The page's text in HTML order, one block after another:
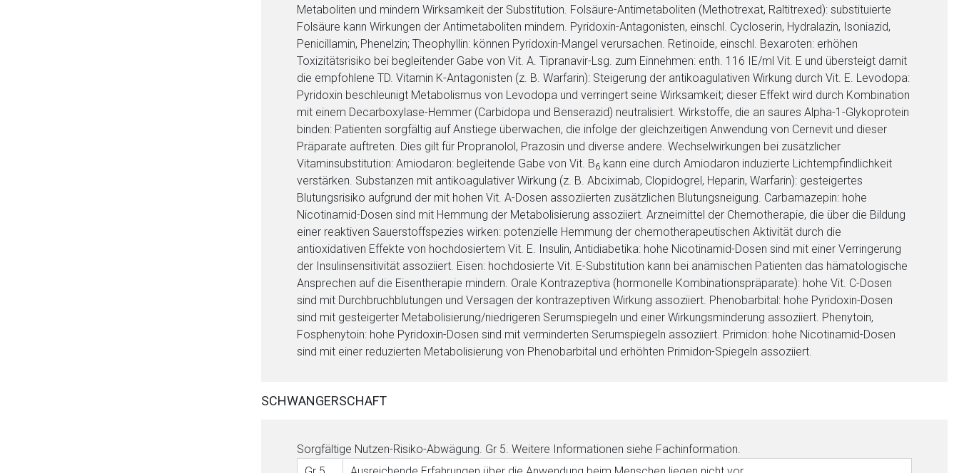
Metaboliten und mindern Wirksamkeit der Substitution. Folsäure-Antimetaboliten (Methotrexat, Raltitrexed): substituierte
Folsäure kann Wirkungen der Antimetaboliten mindern. Pyridoxin-Antagonisten, einschl. Cycloserin, Hydralazin, Isoniazid,
Penicillamin, Phenelzin; Theophyllin: können Pyridoxin-Mangel verursachen. Retinoide, einschl. Bexaroten: erhöhen
Toxizitätsrisiko bei begleitender Gabe von Vit. A. Tipranavir-Lsg. zum Einnehmen: enth. 116 IE/ml Vit. E und übersteigt damit
die empfohlene TD. Vitamin K-Antagonisten (z. B. Warfarin): Steigerung der antikoagulativen Wirkung durch Vit. E. Levodopa:
Pyridoxin beschleunigt Metabolismus von Levodopa und verringert seine Wirksamkeit; dieser Effekt wird durch Kombination
mit einem Decarboxylase-Hemmer (Carbidopa und Benserazid) neutralisiert. Wirkstoffe, die an saures Alpha-1-Glykoprotein
binden: Patienten sorgfältig auf Anstiege überwachen, die infolge der gleichzeitigen Anwendung von Cernevit und dieser
Präparate auftreten. Dies gilt für Propranolol, Prazosin und diverse andere. Wechselwirkungen bei zusätzlicher
Vitaminsubstitution: Amiodaron: begleitende Gabe von Vit. B6 kann eine durch Amiodaron induzierte Lichtempfindlichkeit
verstärken. Substanzen mit antikoagulativer Wirkung (z. B. Abciximab, Clopidogrel, Heparin, Warfarin): gesteigertes
Blutungsrisiko aufgrund der mit hohen Vit. A-Dosen assoziierten zusätzlichen Blutungsneigung. Carbamazepin: hohe
Nicotinamid-Dosen sind mit Hemmung der Metabolisierung assoziiert. Arzneimittel der Chemotherapie, die über die Bildung
einer reaktiven Sauerstoffspezies wirken: potenzielle Hemmung der chemotherapeutischen Aktivität durch die
antioxidativen Effekte von hochdosiertem Vit. E. Insulin, Antidiabetika: hohe Nicotinamid-Dosen sind mit einer Verringerung
der Insulinsensitivität assoziiert. Eisen: hochdosierte Vit. E-Substitution kann bei anämischen Patienten das hämatologische
Ansprechen auf die Eisentherapie mindern. Orale Kontrazeptiva (hormonelle Kombinationspräparate): hohe Vit. C-Dosen
sind mit Durchbruchblutungen und Versagen der kontrazeptiven Wirkung assoziiert. Phenobarbital: hohe Pyridoxin-Dosen
sind mit gesteigerter Metabolisierung/niedrigeren Serumspiegeln und einer Wirkungsminderung assoziiert. Phenytoin,
Fosphenytoin: hohe Pyridoxin-Dosen sind mit verminderten Serumspiegeln assoziiert. Primidon: hohe Nicotinamid-Dosen
sind mit einer reduzierten Metabolisierung von Phenobarbital und erhöhten Primidon-Spiegeln assoziiert.
SCHWANGERSCHAFT
Sorgfältige Nutzen-Risiko-Abwägung. Gr 5 . Weitere Informationen siehe Fachinformation.
Zurück zur rote-liste.de Zur Seite